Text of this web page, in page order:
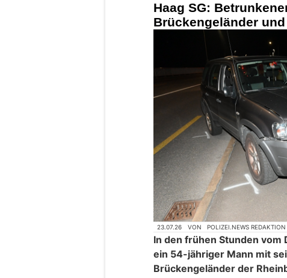
Haag SG:
Brückengeländer
23.07.26 VON POLIZEI.NEWS REDAKTION
In den frühen Stunden
ein 54-jähriger Mann mit
Brückengeländer der